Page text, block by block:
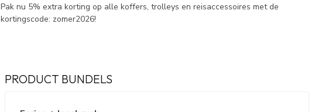
Pak nu 5% extra korting op alle koffers, trolleys en reisaccessoires met de
kortingscode: zomer2026!
PRODUCT BUNDELS